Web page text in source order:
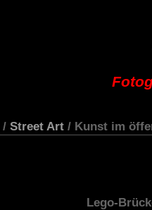
/ Street Art / Kunst im
Lego-